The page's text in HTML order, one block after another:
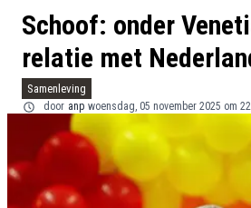
Schoof: onder
relatie met
Samenleving
door anp woensdag, 05 november 2025 om